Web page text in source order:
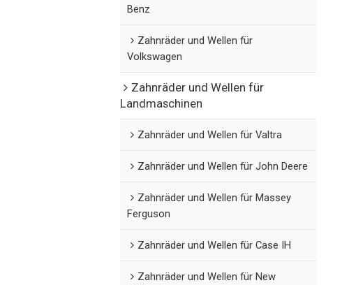
Benz
Zahnräder und Wellen für
Volkswagen
Zahnräder und Wellen für
Landmaschinen
Zahnräder und Wellen für Valtra
Zahnräder und Wellen für John Deere
Zahnräder und Wellen für Massey
Ferguson
Zahnräder und Wellen für Case IH
Zahnräder und Wellen für New